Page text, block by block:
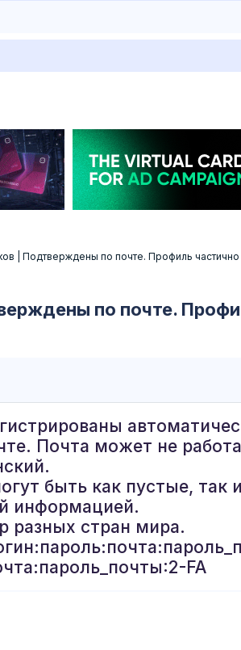
| Подтверждены по почте. Профиль частично
по почте.
Почта может не
быть как пустые,
информацией.
разных стран мира.
FA